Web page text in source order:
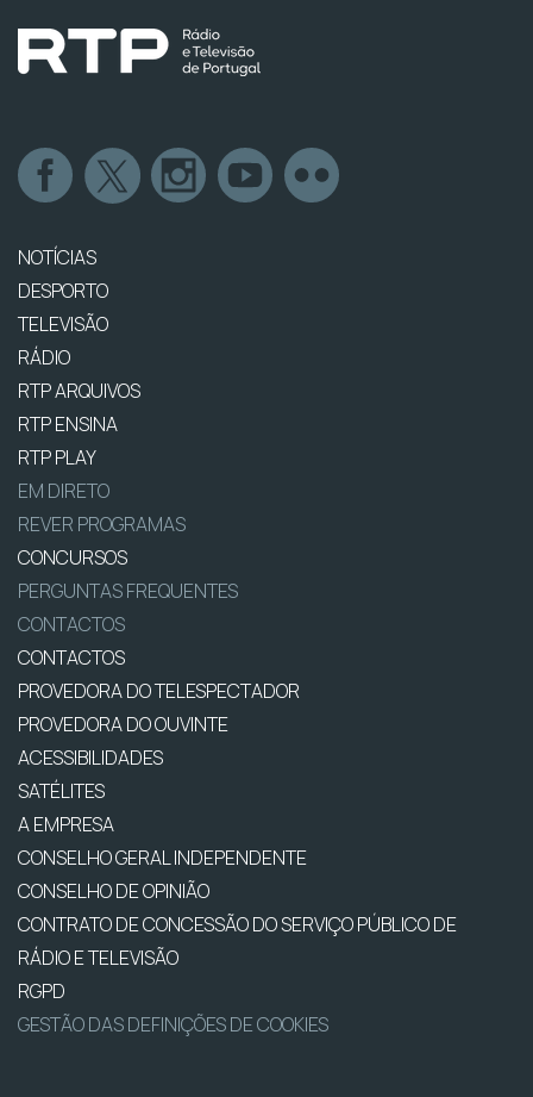
NOTÍCIAS
DESPORTO
TELEVISÃO
RÁDIO
RTP ARQUIVOS
RTP ENSINA
RTP PLAY
EM DIRETO
REVER PROGRAMAS
CONCURSOS
PERGUNTAS FREQUENTES
CONTACTOS
CONTACTOS
PROVEDORA DO TELESPECTADOR
PROVEDORA DO OUVINTE
ACESSIBILIDADES
SATÉLITES
A EMPRESA
CONSELHO GERAL INDEPENDENTE
CONSELHO DE OPINIÃO
CONTRATO DE CONCESSÃO DO SERVIÇO PÚBLICO DE
RÁDIO E TELEVISÃO
RGPD
GESTÃO DAS DEFINIÇÕES DE COOKIES